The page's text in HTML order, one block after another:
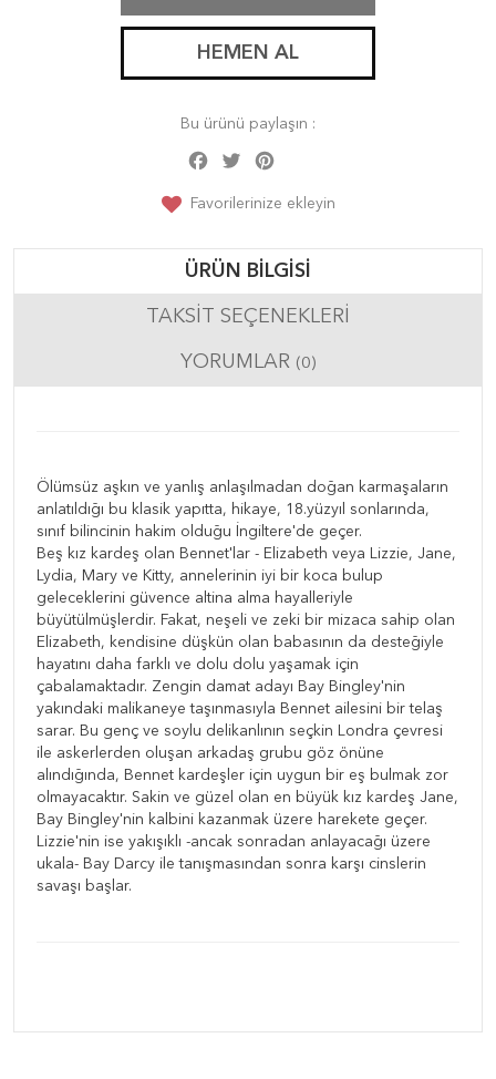
HEMEN AL
Bu ürünü paylaşın :
Facebook
Twitter
Favorilerinize ekleyin
ÜRÜN BILGISI
TAKSIT SEÇENEKLERI
YORUMLAR (0)
Ölümsüz aşkın ve yanlış anlaşılmadan doğan karmaşaların
anlatıldığı bu klasik yapıtta, hikaye, 18.yüzyıl sonlarında,
sınıf bilincinin hakim olduğu İngiltere'de geçer.
Beş kız kardeş olan Bennet'lar - Elizabeth veya Lizzie, Jane,
Lydia, Mary ve Kitty, annelerinin iyi bir koca bulup
geleceklerini güvence altina alma hayalleriyle
büyütülmüşlerdir. Fakat, neşeli ve zeki bir mizaca sahip olan
Elizabeth, kendisine düşkün olan babasının da desteğiyle
hayatını daha farklı ve dolu dolu yaşamak için
çabalamaktadır. Zengin damat adayı Bay Bingley'nin
yakındaki malikaneye taşınmasıyla Bennet ailesini bir telaş
sarar. Bu genç ve soylu delikanlının seçkin Londra çevresi
ile askerlerden oluşan arkadaş grubu göz önüne
alındığında, Bennet kardeşler için uygun bir eş bulmak zor
olmayacaktır. Sakin ve güzel olan en büyük kız kardeş Jane,
Bay Bingley'nin kalbini kazanmak üzere harekete geçer.
Lizzie'nin ise yakışıklı -ancak sonradan anlayacağı üzere
ukala- Bay Darcy ile tanışmasından sonra karşı cinslerin
savaşı başlar.